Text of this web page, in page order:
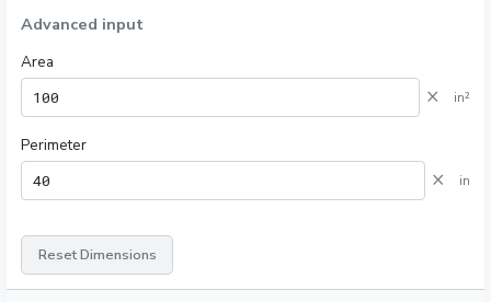
Advanced input
Area
× in²
Perimeter
× in
Reset Dimensions